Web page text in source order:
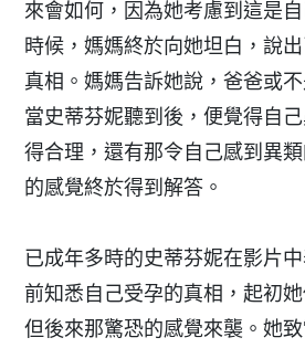
來會如何，因為她考慮到這是
時候，媽媽終於向她坦白，說
真相。媽媽告訴她說，爸爸或
當史蒂芬妮聽到後，便覺得自
得合理，還有那令自己感到異
的感覺終於得到解答。
已成年多時的史蒂芬妮在影片
前知悉自己受孕的真相，起初
但後來那驚恐的感覺來襲。她